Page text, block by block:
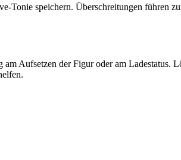
speichern. Überschreitungen führen
Aufsetzen der Figur oder am